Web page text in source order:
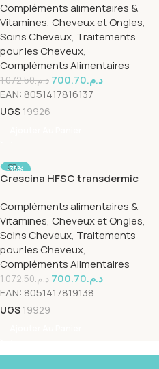
10+10*3.5ml
Compléments alimentaires &
Vitamines, Cheveux et Ongles,
Soins Cheveux, Traitements
pour les Cheveux,
Compléments Alimentaires
د.م.1,072.50 د.م.700.70
EAN: 8051417816137
UGS 19926
-35%
Crescina HFSC transdermic
10+10*3.5ml
Compléments alimentaires &
Vitamines, Cheveux et Ongles,
Soins Cheveux, Traitements
pour les Cheveux,
Compléments Alimentaires
د.م.1,072.50 د.م.700.70
EAN: 8051417819138
UGS 19929